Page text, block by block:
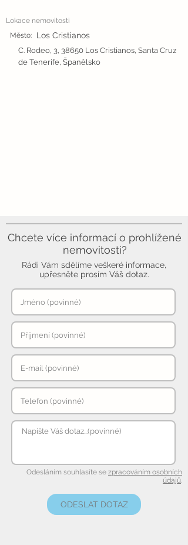
Lokace nemovitosti
Město:
Los Cristianos
C. Rodeo, 3, 38650 Los Cristianos, Santa Cruz
de Tenerife, Španělsko
Chcete více informací o prohlížené
nemovitosti?
Rádi Vám sdělíme veškeré informace,
upřesněte prosím Váš dotaz.
Odesláním souhlasíte se zpracováním osobních
údajů.
ODESLAT DOTAZ